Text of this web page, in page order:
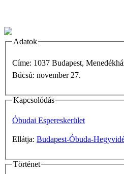
Adatok
Címe: 1037 Budapest,
Búcsú: november 27.
Kapcsolódás
Óbudai Espereskerület
Ellátja: Budapest-Óbuda-
Történet